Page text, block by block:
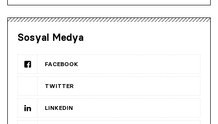
Sosyal Medya
FACEBOOK
TWITTER
LINKEDIN